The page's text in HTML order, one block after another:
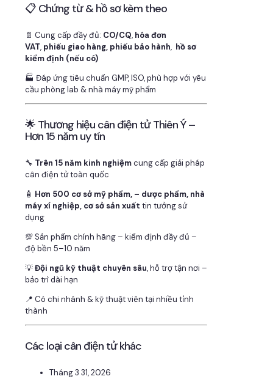
📋 Chứng từ & hồ sơ kèm theo
📄 Cung cấp đầy đủ: CO/CQ, hóa đơn
VAT, phiếu giao hàng, phiếu bảo hành, hồ sơ
kiểm định (nếu có)
🏭 Đáp ứng tiêu chuẩn GMP, ISO, phù hợp với yêu
cầu phòng lab & nhà máy mỹ phẩm
🌟 Thương hiệu cân điện tử Thiên Ý –
Hơn 15 năm uy tín
🔧 Trên 15 năm kinh nghiệmcung cấp giải pháp
cân điện tử toàn quốc
🧴 Hơn 500 cơ sở mỹ phẩm, – dược phẩm, nhà
máy xí nghiệp, cơ sở sản xuất tin tưởng sử
dụng
💯 Sản phẩm chính hãng – kiểm định đầy đủ –
độ bền 5–10 năm
💡Đội ngũ kỹ thuật chuyên sâu, hỗ trợ tận nơi –
bảo trì dài hạn
📍 Có chi nhánh & kỹ thuật viên tại nhiều tỉnh
thành
Các loại cân điện tử khác
Tháng 3 31, 2026